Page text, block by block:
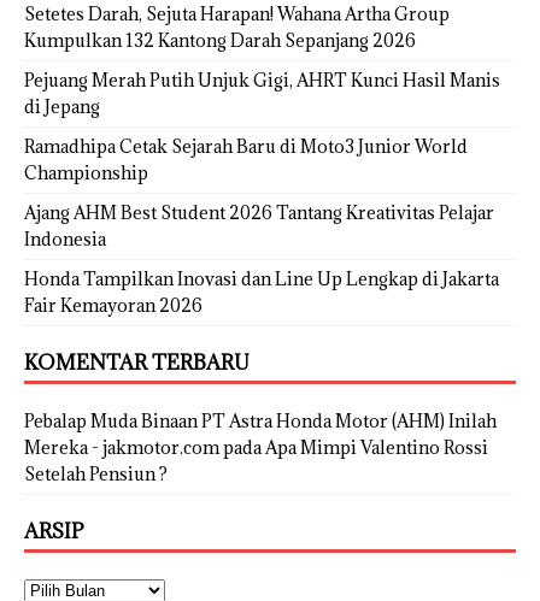
Setetes Darah, Sejuta Harapan! Wahana Artha Group
Kumpulkan 132 Kantong Darah Sepanjang 2026
Pejuang Merah Putih Unjuk Gigi, AHRT Kunci Hasil Manis
di Jepang
Ramadhipa Cetak Sejarah Baru di Moto3 Junior World
Championship
Ajang AHM Best Student 2026 Tantang Kreativitas Pelajar
Indonesia
Honda Tampilkan Inovasi dan Line Up Lengkap di Jakarta
Fair Kemayoran 2026
KOMENTAR TERBARU
Pebalap Muda Binaan PT Astra Honda Motor (AHM) Inilah
Mereka - jakmotor.compadaApa Mimpi Valentino Rossi
Setelah Pensiun ?
ARSIP